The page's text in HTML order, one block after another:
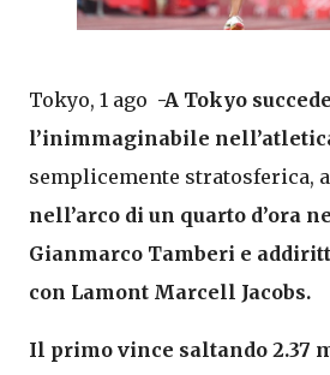
Tokyo, 1 ago -A Tokyo succede
l’inimmaginabile
semplicemente stratosferica,
nell’arco di un quarto d’ora
Gianmarco Tamberi e
con Lamont Marcell Jacobs.
Il primo vince saltando 2.37